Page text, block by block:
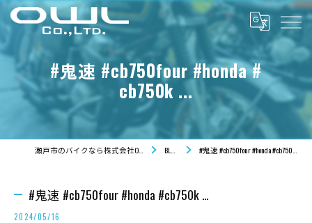
#鬼速 #cb750four #honda #
cb750k ...
BLOG #鬼速 #cb750four #honda #cb750k ...
#鬼速 #cb750four #honda #cb750k ...
2024/05/16